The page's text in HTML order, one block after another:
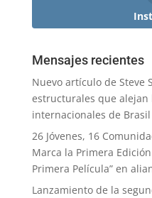
Mensajes recientes
Nuevo artículo de Steve
estructurales que alejan
internacionales de Brasil
26 Jóvenes, 16
Marca la Primera
Primera Película” en
Lanzamiento de la